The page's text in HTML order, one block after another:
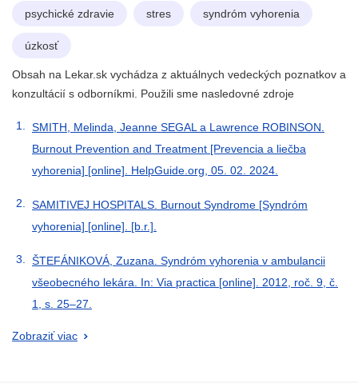
psychické zdravie stres syndróm vyhorenia
úzkosť
Obsah na Lekar.sk vychádza z aktuálnych vedeckých poznatkov a
konzultácií s odborníkmi. Použili sme nasledovné zdroje
SMITH, Melinda, Jeanne SEGAL a Lawrence ROBINSON.
Burnout Prevention and Treatment [Prevencia a liečba
vyhorenia] [online]. HelpGuide.org, 05. 02. 2024.
SAMITIVEJ HOSPITALS. Burnout Syndrome [Syndróm
vyhorenia] [online]. [b.r.].
ŠTEFÁNIKOVÁ, Zuzana. Syndróm vyhorenia v ambulancii
všeobecného lekára. In: Via practica [online]. 2012, roč. 9, č.
1, s. 25–27.
Zobraziť viac